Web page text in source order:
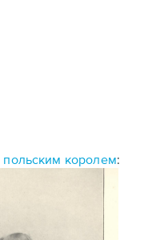
польским королем: